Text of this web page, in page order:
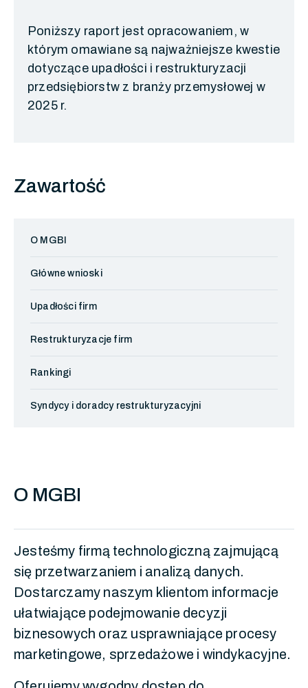
Poniższy raport jest opracowaniem, w
którym omawiane są najważniejsze kwestie
dotyczące upadłości i restrukturyzacji
przedsiębiorstw z branży przemysłowej w
2025 r.
Zawartość
O MGBI
Główne wnioski
Upadłości firm
Restrukturyzacje firm
Rankingi
Syndycy i doradcy restrukturyzacyjni
O MGBI
Jesteśmy firmą technologiczną zajmującą
się przetwarzaniem i analizą danych.
Dostarczamy naszym klientom informacje
ułatwiające podejmowanie decyzji
biznesowych oraz usprawniające procesy
marketingowe, sprzedażowe i windykacyjne.